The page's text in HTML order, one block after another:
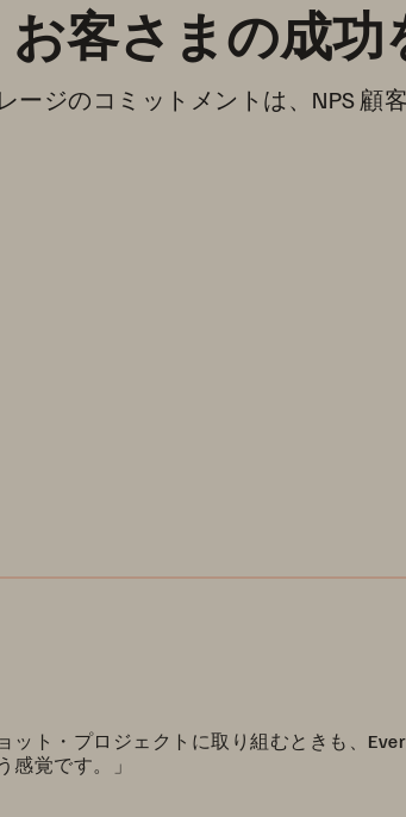
お客さまの成功
ジのコミットメントは、NPS 顧
ット・プロジェクトに取り組むときも、
覚です。」